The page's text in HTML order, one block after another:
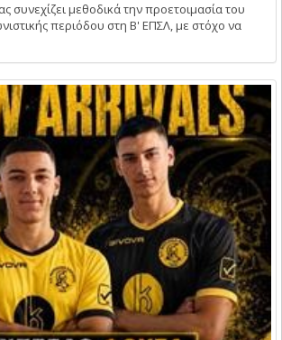
συνεχίζει μεθοδικά την προετοιμασία του
περιόδου στη Β' ΕΠΣΛ, με στόχο να